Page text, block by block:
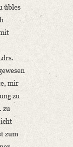
übles
mir
zu
zu
zum